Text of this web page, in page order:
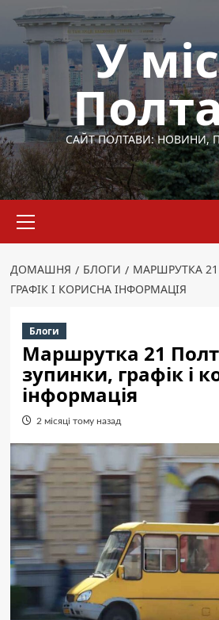
Перейти
вмісту
У
САЙТ ПОЛТАВИ: НОВИНИ,
меню
ДОМАШНЯ БЛОГИ
МАРШРУТКА
ГРАФІК І КОРИСНА ІНФОРМАЦІЯ
Блоги
Маршрутка 21
зупинки, графік і
інформація
2 місяці тому назад